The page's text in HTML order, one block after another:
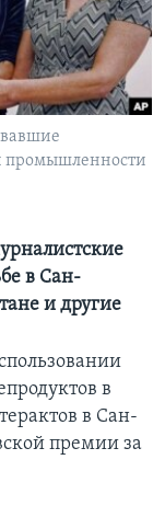
промышленности
в Сан-
и другие
в
в Сан-
премии за